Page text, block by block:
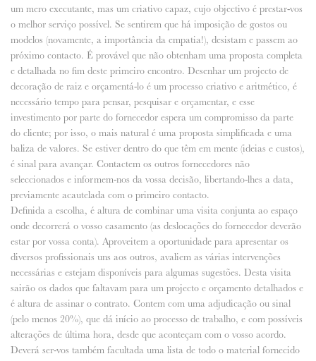
um mero executante, mas um criativo capaz, cujo objectivo é prestar-vos
o melhor serviço possível. Se sentirem que há imposição de gostos ou
modelos (novamente, a importância da empatia!), desistam e passem ao
próximo contacto. É provável que não obtenham uma proposta completa
e detalhada no fim deste primeiro encontro. Desenhar um projecto de
decoração de raiz e orçamentá-lo é um processo criativo e aritmético, é
necessário tempo para pensar, pesquisar e orçamentar, e esse
investimento por parte do fornecedor espera um compromisso da parte
do cliente; por isso, o mais natural é uma proposta simplificada e uma
baliza de valores. Se estiver dentro do que têm em mente (ideias e custos),
é sinal para avançar. Contactem os outros fornecedores não
seleccionados e informem-nos da vossa decisão, libertando-lhes a data,
previamente acautelada com o primeiro contacto.
Definida a escolha, é altura de combinar uma visita conjunta ao espaço
onde decorrerá o vosso casamento (as deslocações do fornecedor deverão
estar por vossa conta). Aproveitem a oportunidade para apresentar os
diversos profissionais uns aos outros, avaliem as várias intervenções
necessárias e estejam disponíveis para algumas sugestões. Desta visita
sairão os dados que faltavam para um projecto e orçamento detalhados e
é altura de assinar o contrato. Contem com uma adjudicação ou sinal
(pelo menos 20%), que dá início ao processo de trabalho, e com possíveis
alterações de última hora, desde que aconteçam com o vosso acordo.
Deverá ser-vos também facultada uma lista de todo o material fornecido